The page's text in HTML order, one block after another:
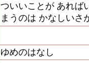
ついいことが あれば
まうのは かなしいさ
ゆめのはなし